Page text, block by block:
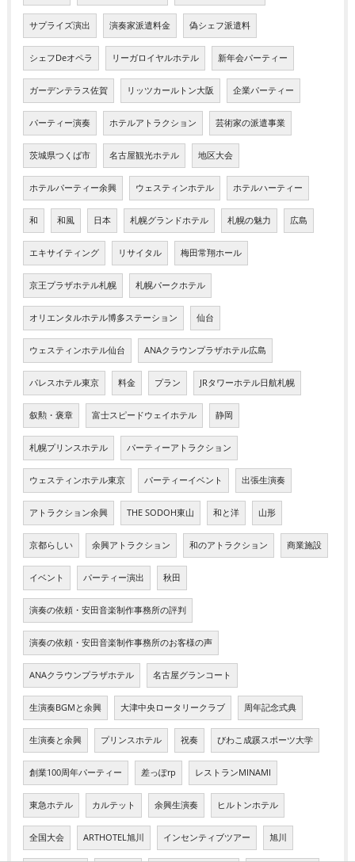
サプライズ演出 演奏家派遣料金 偽シェフ派遣料
シェフDeオペラ リーガロイヤルホテル 新年会パーティー
ガーデンテラス佐賀 リッツカールトン大阪 企業パーティー
パーティー演奏 ホテルアトラクション 芸術家の派遣事業
茨城県つくば市 名古屋観光ホテル 地区大会
ホテルパーティー余興 ウェスティンホテル ホテルハーティー
和 和風 日本 札幌グランドホテル 札幌の魅力 広島
エキサイティング リサイタル 梅田常翔ホール
京王プラザホテル札幌 札幌パークホテル
オリエンタルホテル博多ステーション 仙台
ウェスティンホテル仙台 ANAクラウンプラザホテル広島
パレスホテル東京 料金 プラン JRタワーホテル日航札幌
叙勲・褒章 富士スピードウェイホテル 静岡
札幌プリンスホテル パーティーアトラクション
ウェスティンホテル東京 パーティーイベント 出張生演奏
アトラクション余興 THE SODOH東山 和と洋 山形
京都らしい 余興アトラクション 和のアトラクション 商業施設
イベント パーティー演出 秋田
演奏の依頼・安田音楽制作事務所の評判
演奏の依頼・安田音楽制作事務所のお客様の声
ANAクラウンプラザホテル 名古屋グランコート
生演奏BGMと余興 大津中央ロータリークラブ 周年記念式典
生演奏と余興 プリンスホテル 祝奏 びわこ成蹊スポーツ大学
創業100周年パーティー 差っぽrp レストランMINAMI
東急ホテル カルテット 余興生演奏 ヒルトンホテル
全国大会 ARTHOTEL旭川 インセンティブツアー 旭川